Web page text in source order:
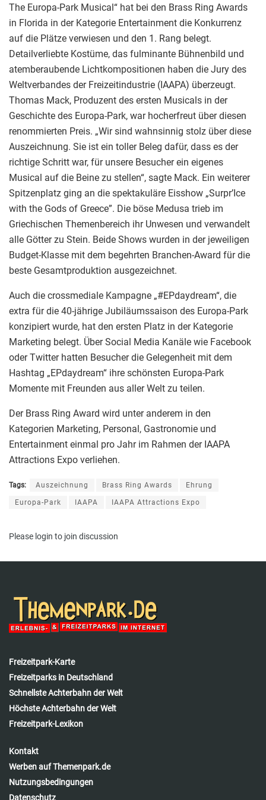
The Europa-Park Musical“ hat bei den Brass Ring Awards
in Florida in der Kategorie Entertainment die Konkurrenz
auf die Plätze verwiesen und den 1. Rang belegt.
Detailverliebte Kostüme, das fulminante Bühnenbild und
atemberaubende Lichtkompositionen haben die Jury des
Weltverbandes der Freizeitindustrie (IAAPA) überzeugt.
Thomas Mack, Produzent des ersten Musicals in der
Geschichte des Europa-Park, war hocherfreut über diesen
renommierten Preis. „Wir sind wahnsinnig stolz über diese
Auszeichnung. Sie ist ein toller Beleg dafür, dass es der
richtige Schritt war, für unsere Besucher ein eigenes
Musical auf die Beine zu stellen“, sagte Mack. Ein weiterer
Spitzenplatz ging an die spektakuläre Eisshow „Surpr’Ice
with the Gods of Greece”. Die böse Medusa trieb im
Griechischen Themenbereich ihr Unwesen und verwandelt
alle Götter zu Stein. Beide Shows wurden in der jeweiligen
Budget-Klasse mit dem begehrten Branchen-Award für die
beste Gesamtproduktion ausgezeichnet.
Auch die crossmediale Kampagne „#EPdaydream“, die
extra für die 40-jährige Jubiläumssaison des Europa-Park
konzipiert wurde, hat den ersten Platz in der Kategorie
Marketing belegt. Über Social Media Kanäle wie Facebook
oder Twitter hatten Besucher die Gelegenheit mit dem
Hashtag „EPdaydream“ ihre schönsten Europa-Park
Momente mit Freunden aus aller Welt zu teilen.
Der Brass Ring Award wird unter anderem in den
Kategorien Marketing, Personal, Gastronomie und
Entertainment einmal pro Jahr im Rahmen der IAAPA
Attractions Expo verliehen.
Tags: Auszeichnung Brass Ring Awards Ehrung
Europa-Park IAAPA IAAPA Attractions Expo
Please login to join discussion
Freizeitpark-Karte
Freizeitparks in Deutschland
Schnellste Achterbahn der Welt
Höchste Achterbahn der Welt
Freizeitpark-Lexikon
Kontakt
Werben auf Themenpark.de
Nutzungsbedingungen
Datenschutz